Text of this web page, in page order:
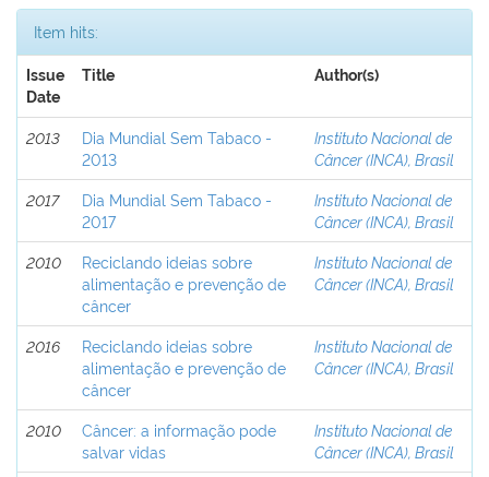
Item hits:
Issue
Date
Title Author(s)
2013
Dia Mundial Sem Tabaco -
2013
Instituto Nacional de
Câncer (INCA), Brasil
2017
Dia Mundial Sem Tabaco -
2017
Instituto Nacional de
Câncer (INCA), Brasil
2010
Reciclando ideias sobre
alimentação e prevenção de
câncer
Instituto Nacional de
Câncer (INCA), Brasil
2016
Reciclando ideias sobre
alimentação e prevenção de
câncer
Instituto Nacional de
Câncer (INCA), Brasil
2010
Câncer: a informação pode
salvar vidas
Instituto Nacional de
Câncer (INCA), Brasil